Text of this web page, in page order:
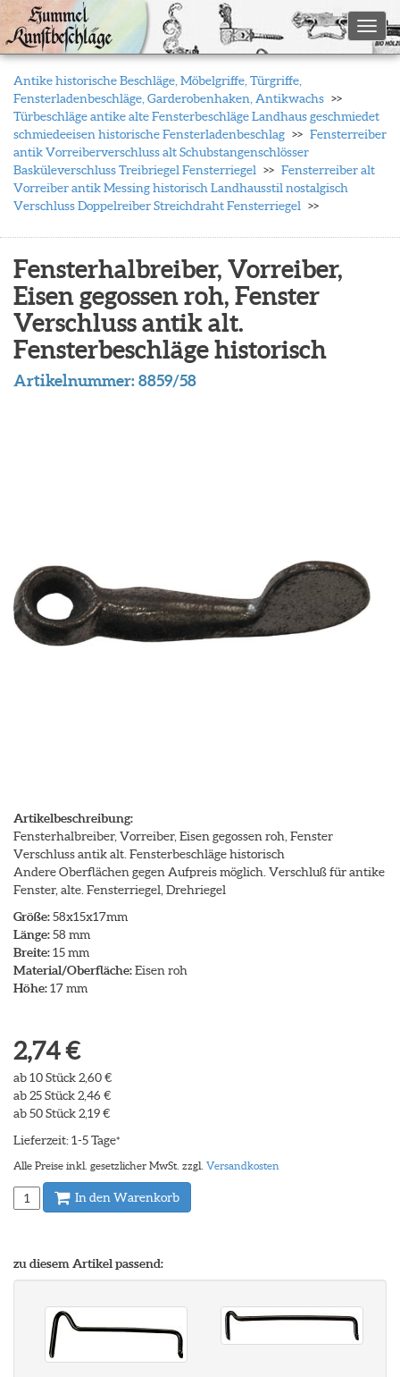
Antike historische Beschläge, Möbelgriffe, Türgriffe,
Fensterladenbeschläge, Garderobenhaken, Antikwachs
Türbeschläge antike alte Fensterbeschläge Landhaus geschmiedet
schmiedeeisen historische Fensterladenbeschlag
Fensterreiber
antik Vorreiberverschluss alt Schubstangenschlösser
Basküleverschluss Treibriegel Fensterriegel
Fensterreiber alt
Vorreiber antik Messing historisch Landhausstil nostalgisch
Verschluss Doppelreiber Streichdraht Fensterriegel
Fensterhalbreiber, Vorreiber,
Eisen gegossen roh, Fenster
Verschluss antik alt.
Fensterbeschläge historisch
Artikelnummer:8859/58
Artikelbeschreibung:
Fensterhalbreiber, Vorreiber, Eisen gegossen roh, Fenster
Verschluss antik alt. Fensterbeschläge historisch
Andere Oberflächen gegen Aufpreis möglich. Verschluß für antike
Fenster, alte. Fensterriegel, Drehriegel
Größe:58x15x17mm
Länge:58 mm
Breite:15 mm
Material/Oberfläche:Eisen roh
Höhe:17 mm
2,74 €
ab 10 Stück 2,60 €
ab 25 Stück 2,46 €
ab 50 Stück 2,19 €
Lieferzeit: 1-5 Tage*
Alle Preise inkl. gesetzlicher MwSt. zzgl. Versandkosten
In den Warenkorb
zu diesem Artikel passend: